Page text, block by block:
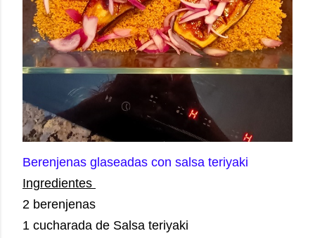
Berenjenas glaseadas con salsa teriyaki
Ingredientes
2 berenjenas
1 cucharada de Salsa teriyaki